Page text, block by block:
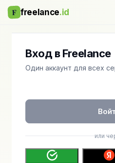
F freelance.id
Вход в Freelance
Один аккаунт для всех
или